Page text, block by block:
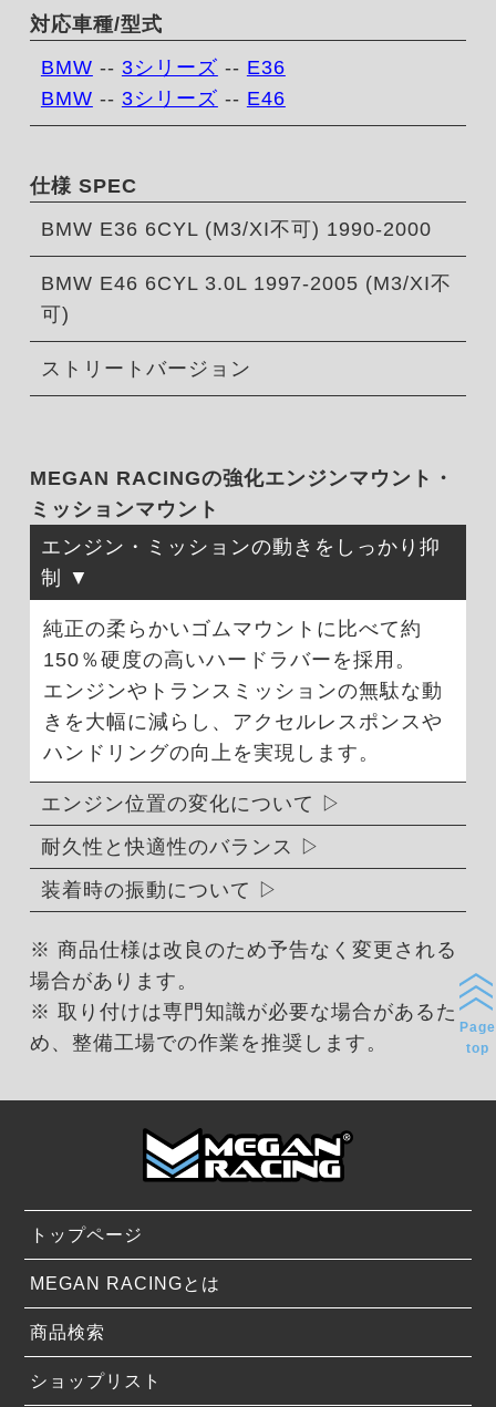
対応車種/型式
BMW -- 3シリーズ -- E36
BMW -- 3シリーズ -- E46
仕様 SPEC
BMW E36 6CYL (M3/XI不可) 1990-2000
BMW E46 6CYL 3.0L 1997-2005 (M3/XI不
可)
ストリートバージョン
MEGAN RACINGの強化エンジンマウント・
ミッションマウント
エンジン・ミッションの動きをしっかり抑
制
純正の柔らかいゴムマウントに比べて約
150％硬度の高いハードラバーを採用。
エンジンやトランスミッションの無駄な動
きを大幅に減らし、アクセルレスポンスや
ハンドリングの向上を実現します。
エンジン位置の変化について
耐久性と快適性のバランス
装着時の振動について
※ 商品仕様は改良のため予告なく変更される
場合があります。
※ 取り付けは専門知識が必要な場合があるた
め、整備工場での作業を推奨します。
トップページ
MEGAN RACINGとは
商品検索
ショップリスト
Page
top